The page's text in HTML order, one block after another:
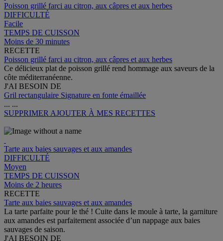
Poisson grillé farci au citron, aux câpres et aux herbes
DIFFICULTÉ
Facile
TEMPS DE CUISSON
Moins de 30 minutes
RECETTE
Poisson grillé farci au citron, aux câpres et aux herbes
Ce délicieux plat de poisson grillé rend hommage aux saveurs de la
côte méditerranéenne.
J'AI BESOIN DE
Gril rectangulaire Signature en fonte émaillée
... ...
SUPPRIMER AJOUTER À MES RECETTES
Tarte aux baies sauvages et aux amandes
DIFFICULTÉ
Moyen
TEMPS DE CUISSON
Moins de 2 heures
RECETTE
Tarte aux baies sauvages et aux amandes
La tarte parfaite pour le thé ! Cuite dans le moule à tarte, la garniture
aux amandes est parfaitement associée d’un nappage aux baies
sauvages de saison.
J'AI BESOIN DE